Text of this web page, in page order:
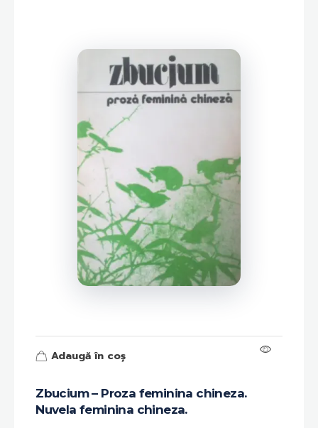
Zbucium – Proza feminina chineza.
Nuvela feminina chineza.
Adaugă în coș